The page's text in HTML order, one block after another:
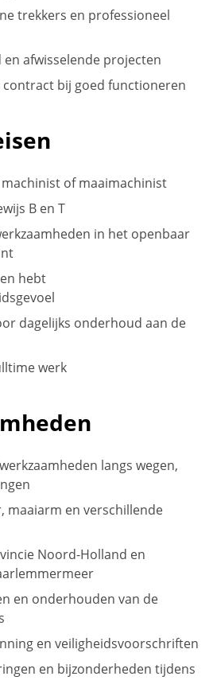
trekkers en professioneel
en afwisselende projecten
contract bij goed functioneren
of maaimachinist
B en T
in het openbaar
hebt
dagelijks onderhoud aan de
werk
langs wegen,
maaiarm en verschillende
Noord-Holland en
en onderhouden van de
en veiligheidsvoorschriften
en bijzonderheden tijdens